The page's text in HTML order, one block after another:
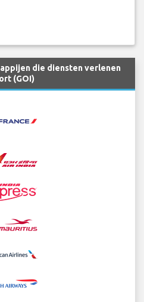
die diensten verlenen
(GOI)